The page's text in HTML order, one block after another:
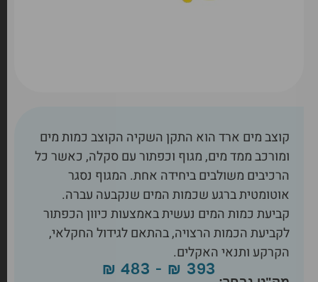
קוצב מים ארד הוא התקן השקיה הקוצב כמות מים
ומורכב ממד מים, מגוף וכפתור עם סקלה, כאשר כל
הרכיבים משולבים ביחידה אחת. המגוף נסגר
אוטומטית ברגע שכמות המים שנקבעה עברה.
קביעת כמות המים נעשית באמצעות כיוון הכפתור
לקביעת הכמות הרצויה, בהתאם לגידול החקלאי,
הקרקע ותנאי האקלים.
₪ 393
–
₪ 483